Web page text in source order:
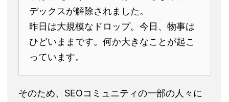
デックスが解除されました。
昨日は大規模なドロップ。今日、物事は
ひどいままです。何か大きなことが起こ
っています。
そのため、SEOコミュニティの一部の人々に